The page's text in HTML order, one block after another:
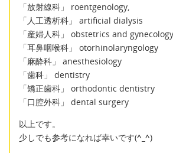
「放射線科」 roentgenology,
「人工透析科」 artificial dialysis
「産婦人科」 obstetrics and
「耳鼻咽喉科」 otorhinolaryngology
「麻酔科」 anesthesiology
「歯科」 dentistry
「矯正歯科」 orthodontic dentistry
「口腔外科」 dental surgery
以上です。
少しでも参考になれば幸いです(^_^)